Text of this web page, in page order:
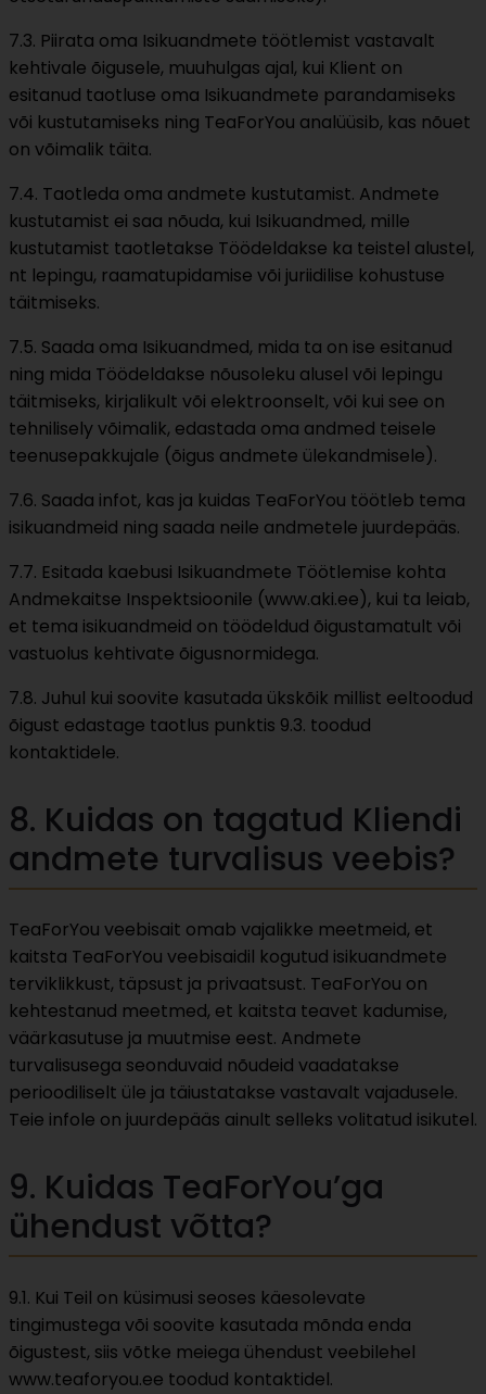
7.3. Piirata oma Isikuandmete töötlemist vastavalt
kehtivale õigusele, muuhulgas ajal, kui Klient on
esitanud taotluse oma Isikuandmete parandamiseks
või kustutamiseks ning TeaForYou analüüsib, kas nõuet
on võimalik täita.
7.4. Taotleda oma andmete kustutamist. Andmete
kustutamist ei saa nõuda, kui Isikuandmed, mille
kustutamist taotletakse Töödeldakse ka teistel alustel,
nt lepingu, raamatupidamise või juriidilise kohustuse
täitmiseks.
7.5. Saada oma Isikuandmed, mida ta on ise esitanud
ning mida Töödeldakse nõusoleku alusel või lepingu
täitmiseks, kirjalikult või elektroonselt, või kui see on
tehnilisely võimalik, edastada oma andmed teisele
teenusepakkujale (õigus andmete ülekandmisele).
7.6. Saada infot, kas ja kuidas TeaForYou töötleb tema
isikuandmeid ning saada neile andmetele juurdepääs.
7.7. Esitada kaebusi Isikuandmete Töötlemise kohta
Andmekaitse Inspektsioonile (www.aki.ee), kui ta leiab,
et tema isikuandmeid on töödeldud õigustamatult või
vastuolus kehtivate õigusnormidega.
7.8. Juhul kui soovite kasutada ükskõik millist eeltoodud
õigust edastage taotlus punktis 9.3. toodud
kontaktidele.
8. Kuidas on tagatud Kliendi
andmete turvalisus veebis?
TeaForYou veebisait omab vajalikke meetmeid, et
kaitsta TeaForYou veebisaidil kogutud isikuandmete
terviklikkust, täpsust ja privaatsust. TeaForYou on
kehtestanud meetmed, et kaitsta teavet kadumise,
väärkasutuse ja muutmise eest. Andmete
turvalisusega seonduvaid nõudeid vaadatakse
perioodiliselt üle ja täiustatakse vastavalt vajadusele.
Teie infole on juurdepääs ainult selleks volitatud isikutel.
9. Kuidas TeaForYou’ga
ühendust võtta?
9.1. Kui Teil on küsimusi seoses käesolevate
tingimustega või soovite kasutada mõnda enda
õigustest, siis võtke meiega ühendust veebilehel
www.teaforyou.ee toodud kontaktidel.